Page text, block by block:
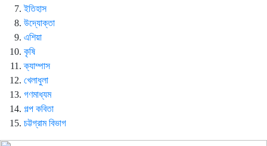
ইতিহাস
উদ্যোক্তা
এশিয়া
কৃষি
ক্যাম্পাস
খেলাধুলা
গণমাধ্যম
গল্প ক‌বিতা
চট্টগ্রাম বিভাগ